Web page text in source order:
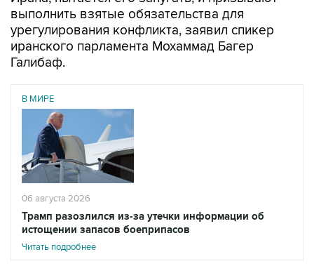
выполнить взятые обязательства для
урегулирования конфликта, заявил спикер
иранского парламента Мохаммад Багер
Галибаф.
В МИРЕ
06 августа 2026
Трамп разозлился из-за утечки информации об
истощении запасов боеприпасов
Читать подробнее